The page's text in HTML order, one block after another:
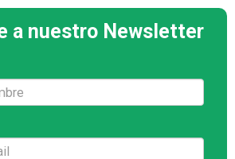
a nuestro Newsletter